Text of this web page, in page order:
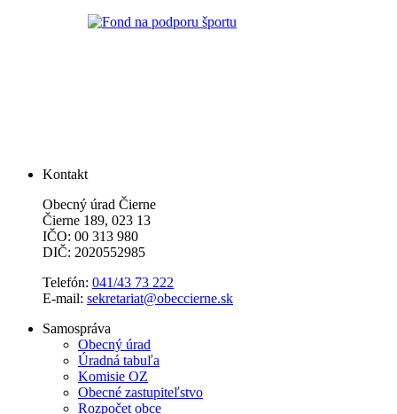
Kontakt
Obecný úrad Čierne
Čierne 189, 023 13
IČO: 00 313 980
DIČ: 2020552985
Telefón: 041/43 73 222
E-mail: sekretariat@obeccierne.sk
Samospráva
Obecný úrad
Úradná tabuľa
Komisie OZ
Obecné zastupiteľstvo
Rozpočet obce